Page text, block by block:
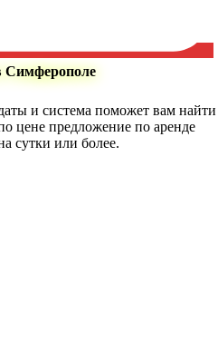
Симферополе
и система поможет вам найти
цене предложение по аренде
сутки или более.